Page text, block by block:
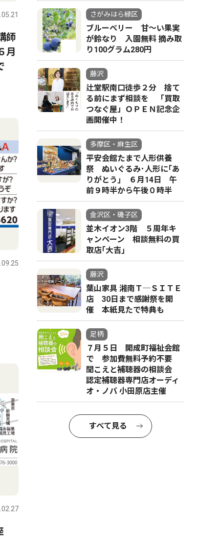
師
月
さがみはら緑区
ブルーベリー 甘〜い果実
が鈴なり 入園無料 摘み取
り100グラム280円
藤沢
辻堂駅南口徒歩２分 捨て
る前にまず相談を 「買取
つなぐ屋」ＯＰＥＮ記念企
画開催中！
多摩区・麻生区
平安会館たまで人形供養
祭 ぬいぐるみ･人形に｢あ
りがとう｣ ６月14日 午
前９時半から午後０時半
金沢区・磯子区
並木イオン3階 ５周年キ
ャンペーン 相談無料の買
取店｢大吉｣
藤沢
葉山家具 湘南Ｔ─ＳＩＴＥ
店 30日まで感謝祭を開
催 本紙見たで特典も
足柄
７月５日 開成町福祉会館
で 参加費無料予約不要
聞こえと補聴器の相談会
認定補聴器専門店オーディ
オ・ノバ 小田原店主催
すべて見る